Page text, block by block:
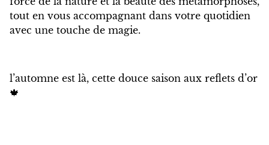
tout en vous accompagnant dans votre quotidien
avec une touche de magie.
l’automne est là, cette douce saison aux reflets d’or
🍁